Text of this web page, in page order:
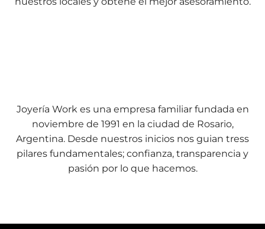
Joyería Work es una empresa familiar fundada en
noviembre de 1991 en la ciudad de Rosario,
Argentina. Desde nuestros inicios nos guian tress
pilares fundamentales; confianza, transparencia y
pasión por lo que hacemos.